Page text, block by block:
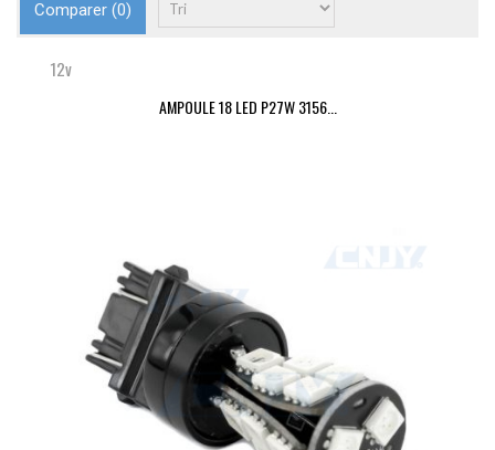
Comparer (0)
12v
AMPOULE 18 LED P27W 3156...